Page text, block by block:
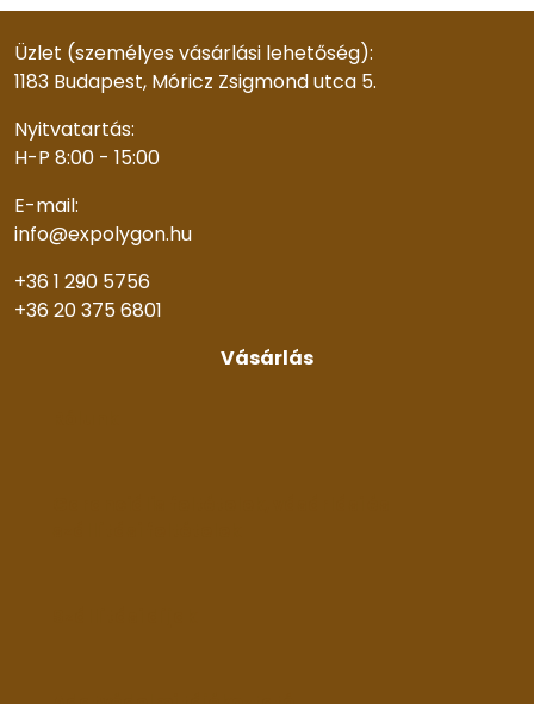
Üzlet (személyes vásárlási lehetőség):
1183 Budapest, Móricz Zsigmond utca 5.
Nyitvatartás:
H-P 8:00 - 15:00
E-mail:
info@expolygon.hu
+36 1 290 5756
+36 20 375 6801
Vásárlás